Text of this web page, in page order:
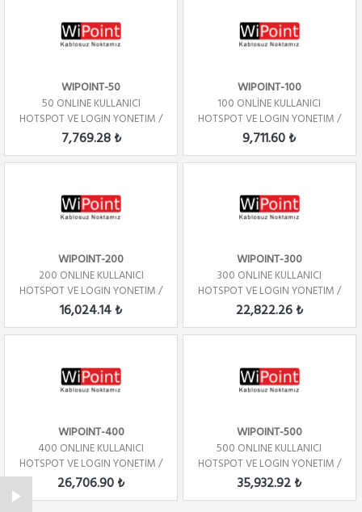
WIPOINT-50
50 ONLINE KULLANICI
HOTSPOT VE LOGIN YONETIM /
YILLIK
7,769.28 ₺
WIPOINT-100
100 ONLİNE KULLANICI
HOTSPOT VE LOGIN YONETIM /
YILLIK
9,711.60 ₺
WIPOINT-200
200 ONLINE KULLANICI
HOTSPOT VE LOGIN YONETIM /
YILLIK
16,024.14 ₺
WIPOINT-300
300 ONLINE KULLANICI
HOTSPOT VE LOGIN YONETIM /
YILLIK
22,822.26 ₺
WIPOINT-400
400 ONLINE KULLANICI
HOTSPOT VE LOGIN YONETIM /
YILLIK
26,706.90 ₺
WIPOINT-500
500 ONLINE KULLANICI
HOTSPOT VE LOGIN YONETIM /
YILLIK
35,932.92 ₺